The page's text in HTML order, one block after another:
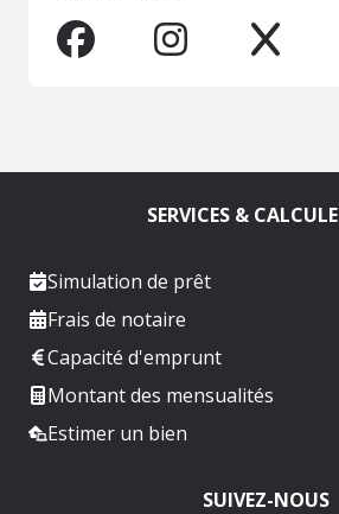
SERVICES &
Simulation de prêt
Frais de notaire
Capacité d'emprunt
Montant des mensualités
Estimer un bien
SUIVEZ-NOUS